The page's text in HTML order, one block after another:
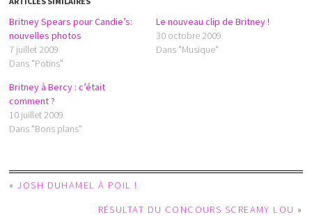
Britney Spears pour Candie’s:
nouvelles photos
7 juillet 2009
Dans "Potins"
Le nouveau clip de Britney !
30 octobre 2009
Dans "Musique"
Britney à Bercy : c’était
comment ?
10 juillet 2009
Dans "Bons plans"
«JOSH DUHAMEL À POIL !
RÉSULTAT DU CONCOURS SCREAMY LOU »